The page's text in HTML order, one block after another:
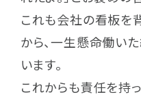
これも会社の看板を
から、一生懸命働い
います。
これからも責任を持